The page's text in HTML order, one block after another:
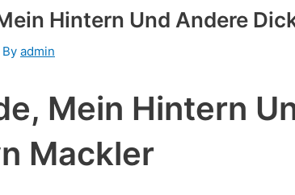
Hintern Und Andere
By admin
Mein Hintern
Mackler